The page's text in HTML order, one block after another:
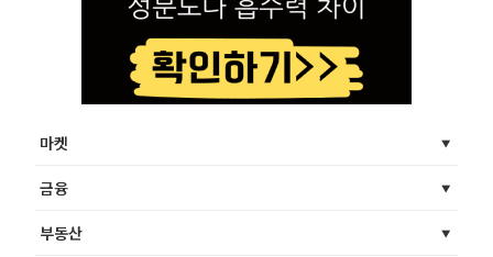
마켓
금융
부동산